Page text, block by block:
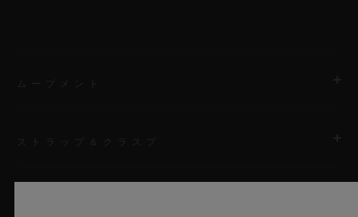
HUB9009.H1.RA マニュファクチュール手巻き トゥールビヨ